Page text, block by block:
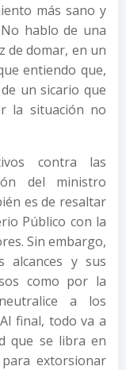
más sano y
hablo de una
de domar, en un
entiendo que,
un sicario que
la situación no
contra las
del ministro
es de resaltar
Público con la
Sin embargo,
alcances y sus
como por la
a los
final, todo va a
que se libra en
extorsionar